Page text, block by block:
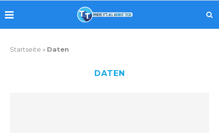
Startseite » Daten
DATEN